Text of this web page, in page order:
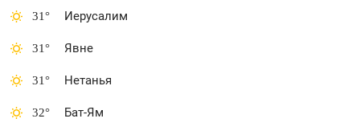
31° Иерусалим
31° Явне
31° Нетанья
32° Бат-Ям